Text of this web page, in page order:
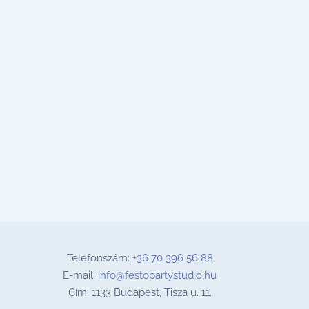
Telefonszám: +36 70 396 56 88
E-mail: info@festopartystudio.hu
Cím: 1133 Budapest, Tisza u. 11.